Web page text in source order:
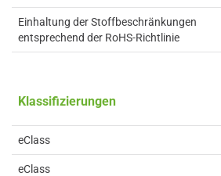
Einhaltung der Stoffbeschränkungen
entsprechend der RoHS-Richtlinie
Klassifizierungen
eClass
eClass